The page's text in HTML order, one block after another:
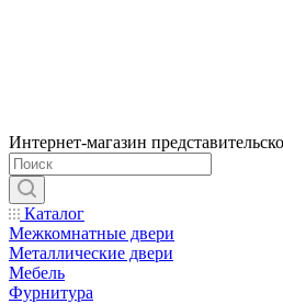
Интернет-магазин
Каталог
Межкомнатные двери
Металлические двери
Мебель
Фурнитура